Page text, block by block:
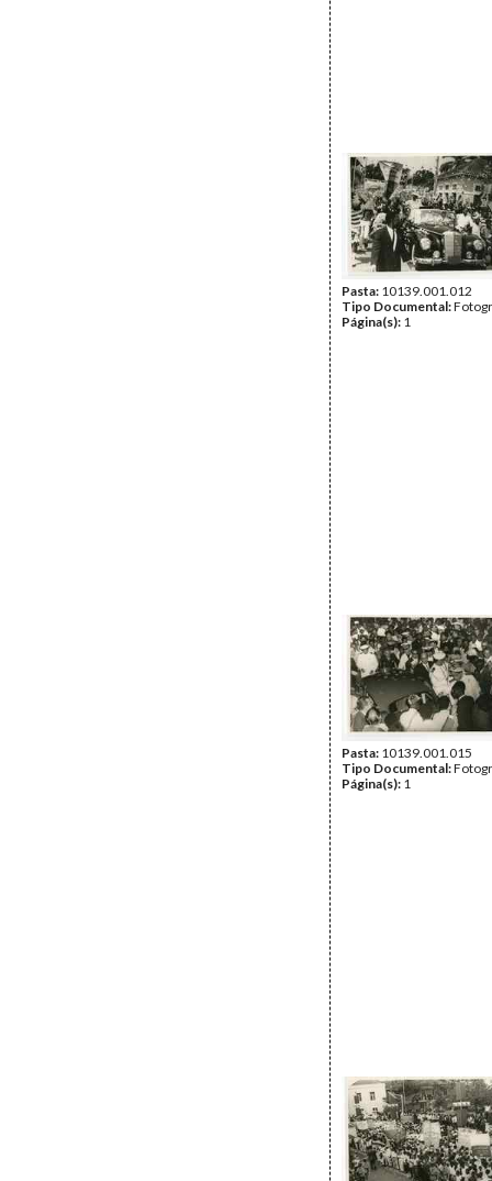
Pasta: 10139.001.012
Tipo Documental:
Página(s): 1
Pasta: 10139.001.015
Tipo Documental:
Página(s): 1